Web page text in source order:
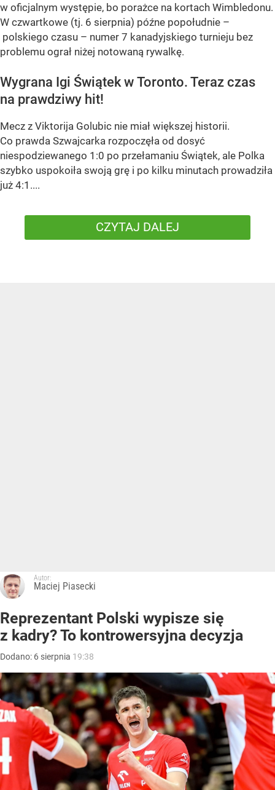
w oficjalnym występie, bo porażce na kortach Wimbledonu.
W czwartkowe (tj. 6 sierpnia) późne popołudnie –
polskiego czasu – numer 7 kanadyjskiego turnieju bez
problemu ograł niżej notowaną rywalkę.
Wygrana Igi Świątek w Toronto. Teraz czas
na prawdziwy hit!
Mecz z Viktorija Golubic nie miał większej historii.
Co prawda Szwajcarka rozpoczęła od dosyć
niespodziewanego 1:0 po przełamaniu Świątek, ale Polka
szybko uspokoiła swoją grę i po kilku minutach prowadziła
już 4:1....
CZYTAJ DALEJ
Autor:
Maciej Piasecki
Reprezentant Polski wypisze się
z kadry? To kontrowersyjna decyzja
Dodano: 6 sierpnia 19:38